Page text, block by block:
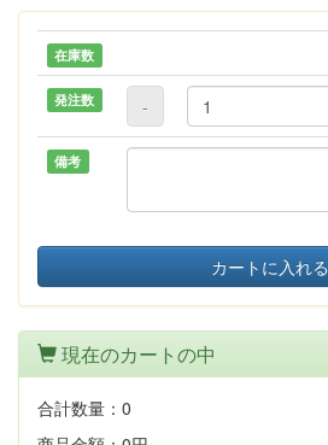
在庫数
発注数 -
備考
カートに入れる
現在のカートの中
合計数量： 0